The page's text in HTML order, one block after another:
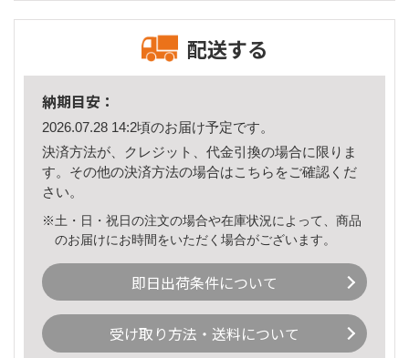
配送する
納期目安：
2026.07.28 14:2頃のお届け予定です。
決済方法が、クレジット、代金引換の場合に限りま
す。その他の決済方法の場合はこちら をご確認くだ
さい。
※土・日・祝日の注文の場合や在庫状況によって、商品
のお届けにお時間をいただく場合がございます。
即日出荷条件について
受け取り方法・送料について